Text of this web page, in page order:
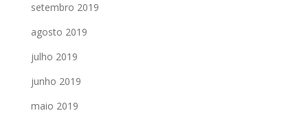
setembro 2019
agosto 2019
julho 2019
junho 2019
maio 2019